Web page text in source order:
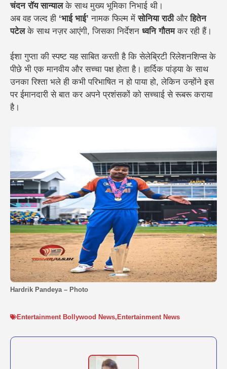
चंदन रॉय सान्यालके साथ मुख्य भूमिका निभाई थी।
अब वह जल्द ही ‘भाई भाई’ नामक फिल्म मेंसोनिया राठीऔरहितेन
पटेलके साथ नज़र आएंगी, जिसका निर्देशन ध्वनि गौतमकर रही हैं।
ईशा गुप्ता की स्पष्ट यह साबित करती है कि सेलेब्रिटी रिलेशनशिप्स के
पीछे भी एक मानवीय और सच्चा पक्ष होता है। हार्दिक पांड्या के साथ
उनका रिश्ता भले ही कभी परिभाषित न हो पाया हो, लेकिन उन्होंने इस
पर ईमानदारी से बात कर अपने प्रशंसकों को सच्चाई से रूबरू कराया
है।
Hardrik Pandeya – Photo
Entertainment Bollywood News, Entertainment News